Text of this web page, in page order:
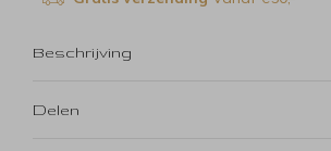
Beschrijving
Delen